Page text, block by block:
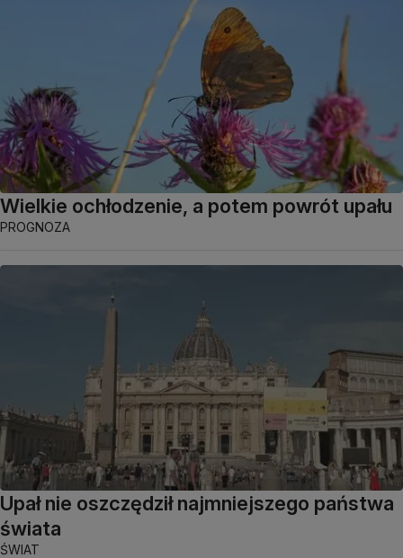
Wielkie ochłodzenie, a potem powrót upału
PROGNOZA
Upał nie oszczędził najmniejszego państwa
świata
ŚWIAT